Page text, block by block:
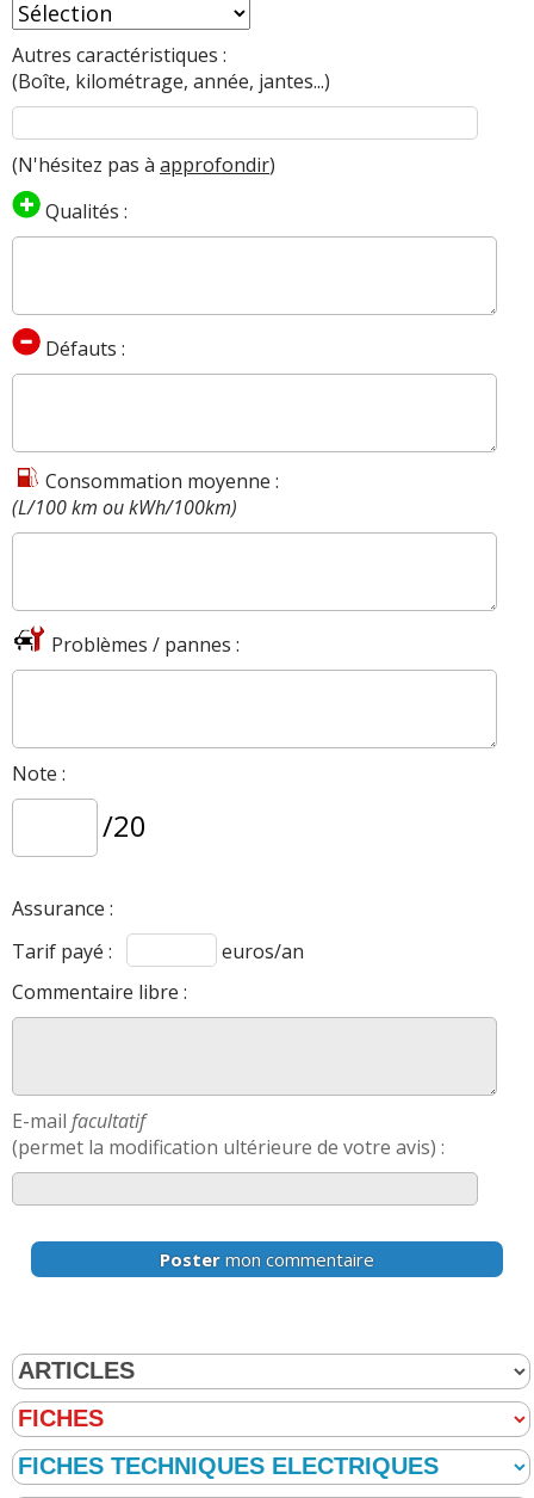
Autres caractéristiques :
(Boîte, kilométrage, année, jantes...)
(N'hésitez pas à approfondir)
Qualités :
Défauts :
Consommation moyenne :
(L/100 km ou kWh/100km)
Problèmes / pannes :
Note :
/20
Assurance :
Tarif payé :
euros/an
Commentaire libre :
E-mail facultatif
(permet la modification ultérieure de votre avis) :
Poster mon commentaire